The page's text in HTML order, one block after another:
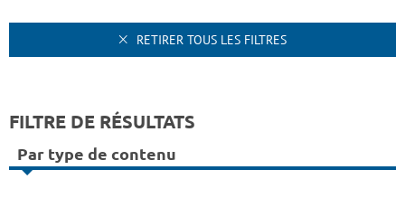
RETIRER TOUS LES FILTRES
FILTRE DE RÉSULTATS
Par type de contenu